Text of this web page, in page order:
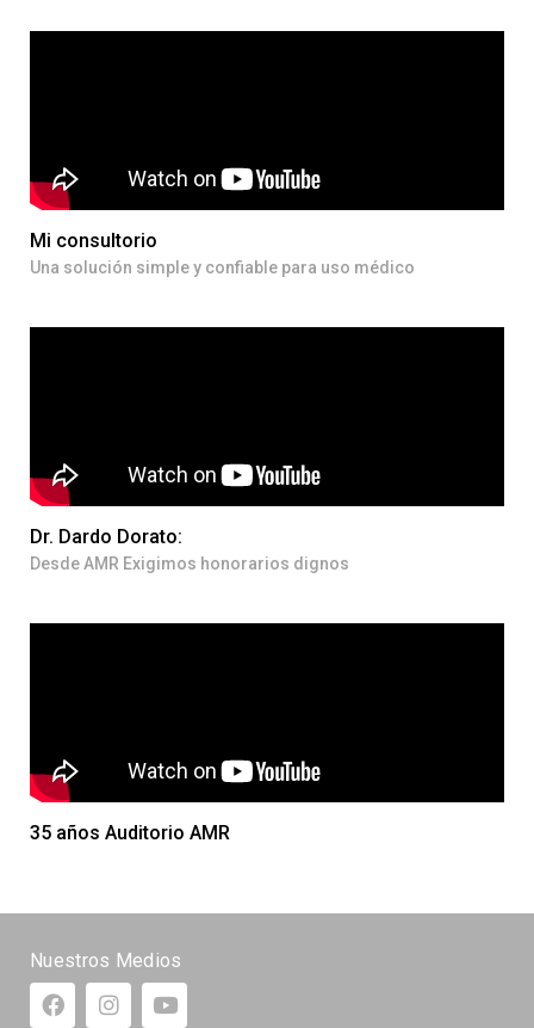
Mi consultorio
Una solución simple y confiable para uso médico
Dr. Dardo Dorato:
Desde AMR Exigimos honorarios dignos
35 años Auditorio AMR
Nuestros Medios